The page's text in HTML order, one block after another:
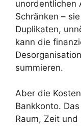
unordentlichen
Schränken –
Duplikaten,
kann die
summieren.
Aber die
Bankkonto.
Raum, Zeit